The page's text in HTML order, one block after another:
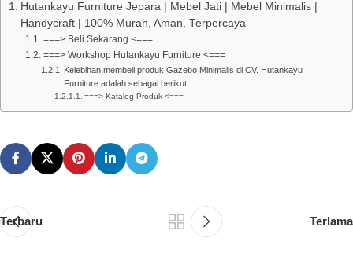
Hutankayu Furniture Jepara | Mebel Jati | Mebel Minimalis |
Handycraft | 100% Murah, Aman, Terpercaya
===> Beli Sekarang <===
===> Workshop Hutankayu Furniture <===
Kelebihan membeli produk Gazebo Minimalis di CV. Hutankayu
Furniture adalah sebagai berikut:
===> Katalog Produk <===
Terbaru Terlama